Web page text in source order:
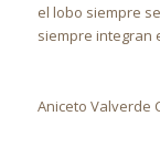
el lobo siempre
siempre integran
Aniceto Valverde